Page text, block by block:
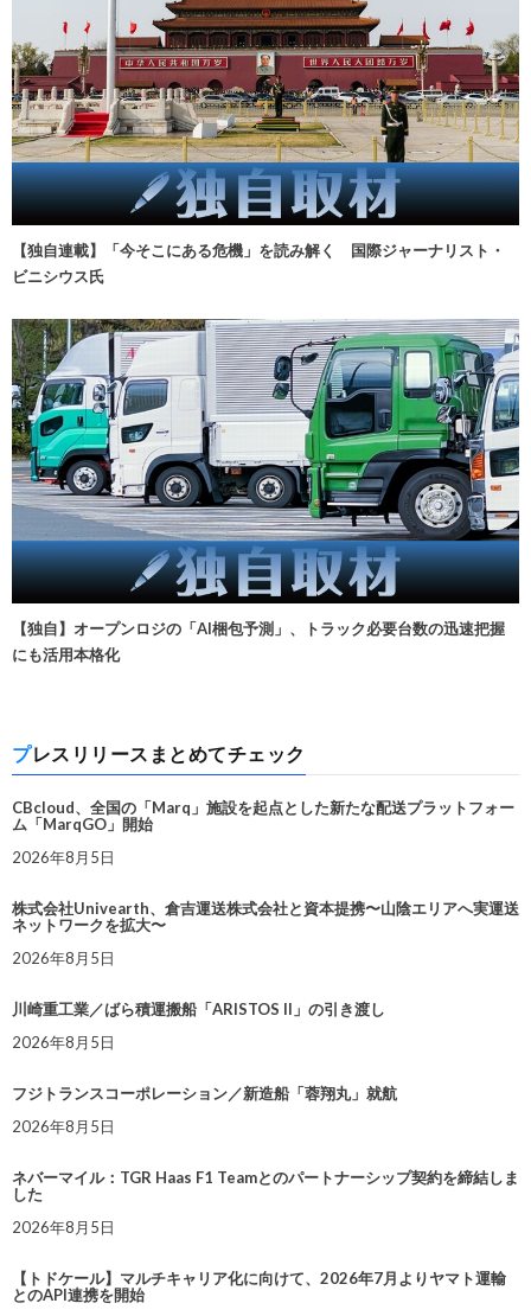
【独自連載】「今そこにある危機」を読み解く 国際ジャーナリスト・
ビニシウス氏
【独自】オープンロジの「AI梱包予測」、トラック必要台数の迅速把握
にも活用本格化
プレスリリースまとめてチェック
CBcloud、全国の「Marq」施設を起点とした新たな配送プラットフォー
ム「MarqGO」開始
2026年8月5日
株式会社Univearth、倉吉運送株式会社と資本提携〜山陰エリアへ実運送
ネットワークを拡大〜
2026年8月5日
川崎重工業／ばら積運搬船「ARISTOS II」の引き渡し
2026年8月5日
フジトランスコーポレーション／新造船「蓉翔丸」就航
2026年8月5日
ネバーマイル：TGR Haas F1 Teamとのパートナーシップ契約を締結しま
した
2026年8月5日
【トドケール】マルチキャリア化に向けて、2026年7月よりヤマト運輸
とのAPI連携を開始